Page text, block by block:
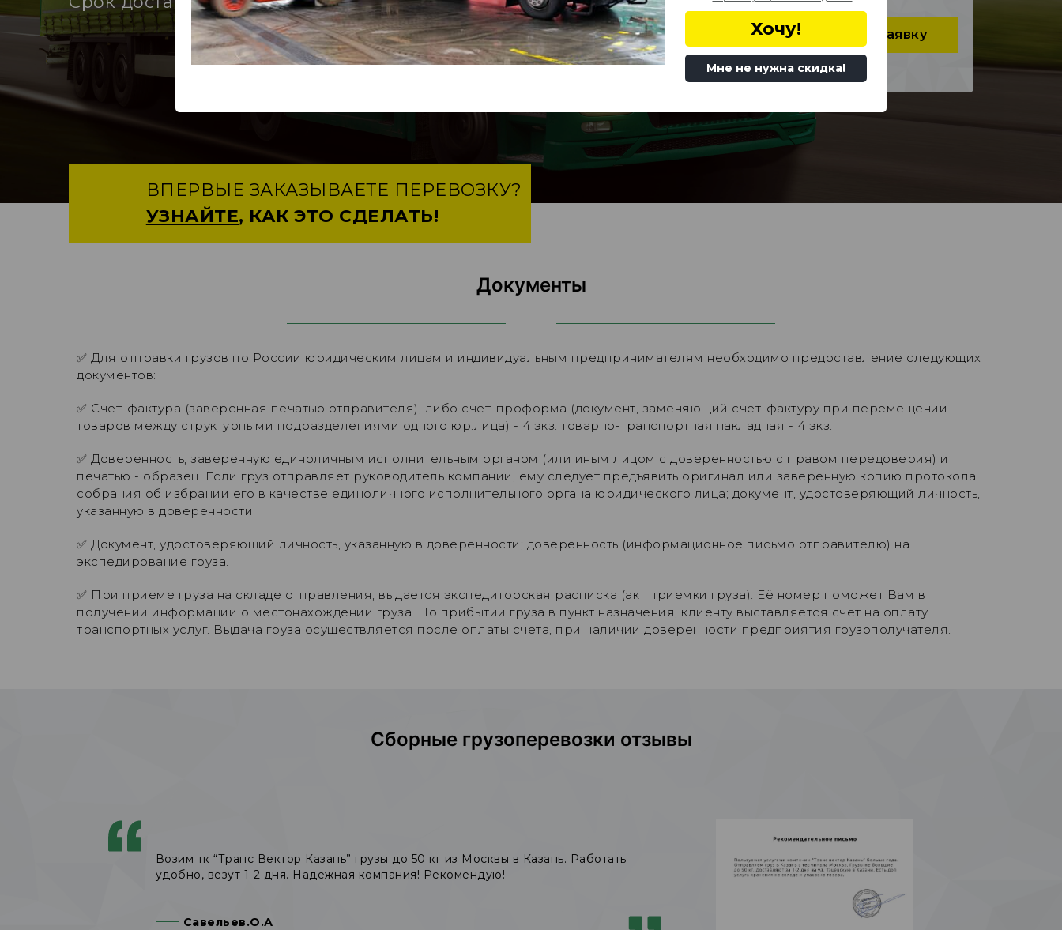
ВПЕРВЫЕ ЗАКАЗЫВАЕТЕ ПЕРЕВОЗКУ?
УЗНАЙТЕ, КАК ЭТО СДЕЛАТЬ!
Расчет осуществляется из
в Казаньииз Казани в города РФ.
Цены и сроки предварительные. Расчет
не включает наценку за негабаритый
Оформить заявку
Документы
✅ Для отправки грузов по России юридическим лицам и индивидуальным предпринимателям необходимо предоставление следующих
документов:
✅ Счет-фактура (заверенная печатью отправителя), либо счет-проформа (документ, заменяющий счет-фактуру при перемещении
товаров между структурными подразделениями одного юр.лица) - 4 экз. товарно-транспортная накладная - 4 экз.
✅ Доверенность, заверенную единоличным исполнительным органом (или иным лицом с доверенностью с правом передоверия) и
печатью - образец. Если груз отправляет руководитель компании, ему следует предъявить оригинал или заверенную копию протокола
собрания об избрании его в качестве единоличного исполнительного органа юридического лица; документ, удостоверяющий личность,
указанную в доверенности
✅ Документ, удостоверяющий личность, указанную в доверенности; доверенность (информационное письмо отправителю) на
экспедирование груза.
✅ При приеме груза на складе отправления, выдается экспедиторская расписка (акт приемки груза). Её номер поможет Вам в
получении информации о местонахождении груза. По прибытии груза в пункт назначения, клиенту выставляется счет на оплату
транспортных услуг. Выдача груза осуществляется после оплаты счета, при наличии доверенности предприятия грузополучателя.
Сборные грузоперевозки отзывы
Возим тк “Транс Вектор Казань” грузы до 50 кг из Москвы в Казань. Работать
удобно, везут 1-2 дня. Надежная компания! Рекомендую!
Савельев.О.А
Хочу!
Мне не нужна скидка!